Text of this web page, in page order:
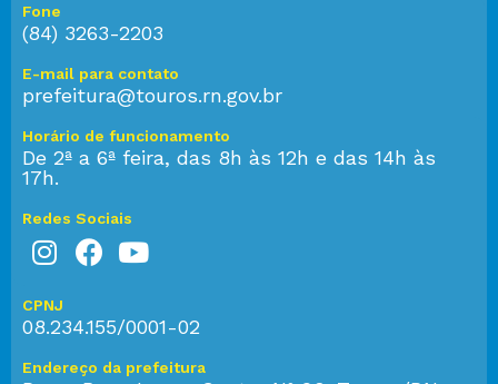
Fone
(84) 3263-2203
E-mail para contato
prefeitura@touros.rn.gov.br
Horário de funcionamento
De 2ª a 6ª feira, das 8h às 12h e das 14h às
17h.
Redes Sociais
CPNJ
08.234.155/0001-02
Endereço da prefeitura